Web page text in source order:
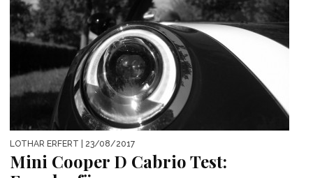
LOTHAR ERFERT | 23/08/2017
Mini Cooper D Cabrio Test: